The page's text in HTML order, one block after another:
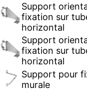
Support
fixation sur
horizontal
Support
fixation sur
horizontal
Support pour
murale